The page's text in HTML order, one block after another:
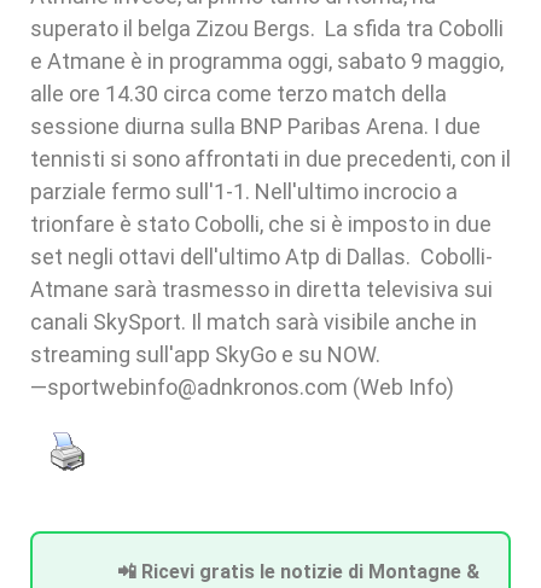
superato il belga Zizou Bergs. La sfida tra Cobolli
e Atmane è in programma oggi, sabato 9 maggio,
alle ore 14.30 circa come terzo match della
sessione diurna sulla BNP Paribas Arena. I due
tennisti si sono affrontati in due precedenti, con il
parziale fermo sull'1-1. Nell'ultimo incrocio a
trionfare è stato Cobolli, che si è imposto in due
set negli ottavi dell'ultimo Atp di Dallas. Cobolli-
Atmane sarà trasmesso in diretta televisiva sui
canali SkySport. Il match sarà visibile anche in
streaming sull'app SkyGo e su NOW.
—sportwebinfo@adnkronos.com (Web Info)
📲 Ricevi gratis le notizie di Montagne &